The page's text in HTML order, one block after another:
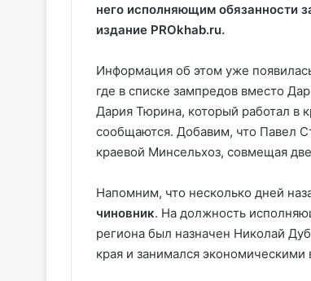
него исполняющим обязанности
издание PROkhab.ru.
Информация об этом уже
где в списке зампредов вместо
Дария Тюрина, который работал в
сообщаются. Добавим, что Павел
краевой Минсельхоз, совмещая
Напомним, что несколько дней
чиновник. На должность
региона был назначен Николай
края и занимался экономическими